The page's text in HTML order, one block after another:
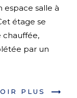
espace salle à
étage se
chauffée,
par un
PLUS